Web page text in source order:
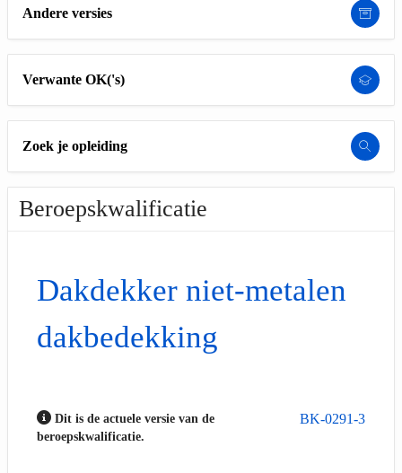
Andere versies
Verwante OK('s)
Zoek je opleiding
Beroepskwalificatie
Dakdekker niet-metalen
dakbedekking
BK-0291-3
Dit is de actuele versie van de
beroepskwalificatie.